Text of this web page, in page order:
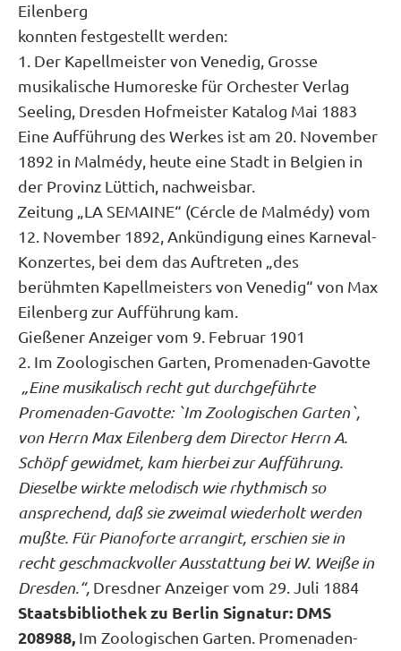
Eilenberg
konnten festgestellt werden:
1. Der Kapellmeister von Venedig, Grosse
musikalische Humoreske für Orchester Verlag
Seeling, Dresden Hofmeister Katalog Mai 1883
Eine Aufführung des Werkes ist am 20. November
1892 in Malmédy, heute eine Stadt in Belgien in
der Provinz Lüttich, nachweisbar.
Zeitung „LA SEMAINE“ (Cércle de Malmédy) vom
12. November 1892, Ankündigung eines Karneval-
Konzertes, bei dem das Auftreten „des
berühmten Kapellmeisters von Venedig“ von Max
Eilenberg zur Aufführung kam.
Gießener Anzeiger vom 9. Februar 1901
2. Im Zoologischen Garten, Promenaden-Gavotte
„Eine musikalisch recht gut durchgeführte
Promenaden-Gavotte: `Im Zoologischen Garten`,
von Herrn Max Eilenberg dem Director Herrn A.
Schöpf gewidmet, kam hierbei zur Aufführung.
Dieselbe wirkte melodisch wie rhythmisch so
ansprechend, daß sie zweimal wiederholt werden
mußte. Für Pianoforte arrangirt, erschien sie in
recht geschmackvoller Ausstattung bei W. Weiße in
Dresden.“, Dresdner Anzeiger vom 29. Juli 1884
Staatsbibliothek zu Berlin Signatur: DMS
208988, Im Zoologischen Garten. Promenaden-